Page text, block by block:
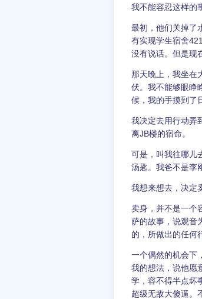
我不能容忍这样的
最初，他们关掉了
有实现学生宿舍
没有说话。但是现
那天晚上，我坐在
伏。我不能够眼睁
候，我的手摸到了
我决定去用行动弄
离JB楼的宿命。
可是，叫我往哪儿
汤匙。我爸不是李
我想来想去，决定
卖身，并不是一个
萨的故事，说观音
的，所做出的任何
一个偶然的机会下
我的想法，说他愿
学，容不得半点坏
超级无敌大傻逼。